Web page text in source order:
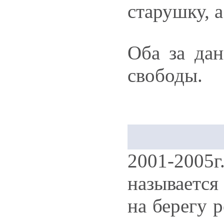
старушку,
Оба за
свободы.
2001-
на берегу